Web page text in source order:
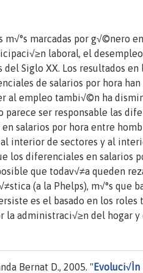
marcadas por g√©nero
laboral, el
Siglo XX. Los resultados
de salarios por hora
al empleo tambi√©n ha
ser responsable las
salarios por hora entre
interior de sectores y al
los diferenciales en salarios
que todav√≠a queden
(a la Phelps), m√°s que
es el basado en los roles
la administraci√≥n del hogar
Bernat D., 2005. " Evoluci√Ìn